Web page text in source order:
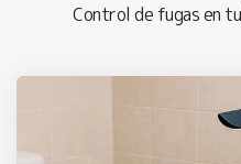
Control de fugas en